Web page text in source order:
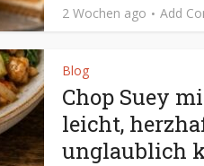
2 Wochen ago Add
Blog
Chop Suey
leicht,
unglaublich